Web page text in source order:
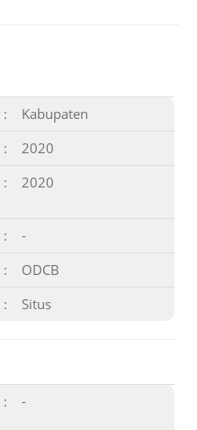
:
Kabupaten
:
2020
: 2020
:
-
:
ODCB
: Situs
: -